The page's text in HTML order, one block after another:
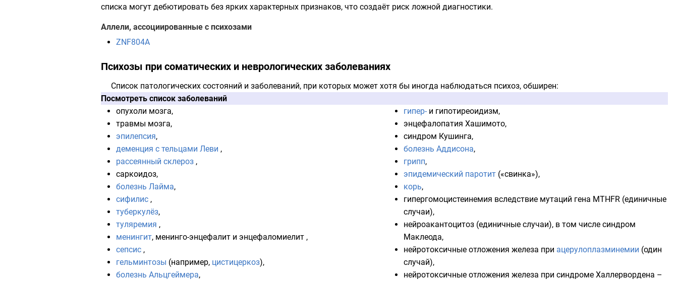
списка могут дебютировать без ярких характерных признаков, что создаёт риск ложной диагностики.
Аллели, ассоциированные с психозами
ZNF804A
Психозы при соматических и неврологических заболеваниях
Список патологических состояний и заболеваний, при которых может хотя бы иногда наблюдаться психоз, обширен:
Посмотреть список заболеваний
опухоли мозга,
травмы мозга,
эпилепсия,
деменция с тельцами Леви ,
рассеянный склероз ,
саркоидоз,
болезнь Лайма,
сифилис ,
туберкулёз,
туляремия ,
менингит, менинго-энцефалит и энцефаломиелит ,
сепсис ,
гельминтозы (например, цистицеркоз),
болезнь Альцгеймера,
гипер- и гипотиреоидизм,
энцефалопатия Хашимото,
синдром Кушинга,
болезнь Аддисона,
грипп,
эпидемический паротит («свинка»),
корь,
гипергомоцистеинемия вследствие мутаций гена MTHFR (единичные
случаи),
нейроакантоцитоз (единичные случаи), в том числе синдром
Маклеода,
нейротоксичные отложения железа при ацерулоплазминемии (один
случай),
нейротоксичные отложения железа при синдроме Халлервордена –